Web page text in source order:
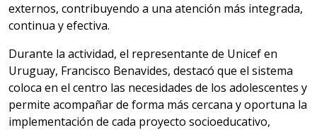
externos, contribuyendo a una atención más integrada,
continua y efectiva.
Durante la actividad, el representante de Unicef en
Uruguay, Francisco Benavides, destacó que el sistema
coloca en el centro las necesidades de los adolescentes y
permite acompañar de forma más cercana y oportuna la
implementación de cada proyecto socioeducativo,